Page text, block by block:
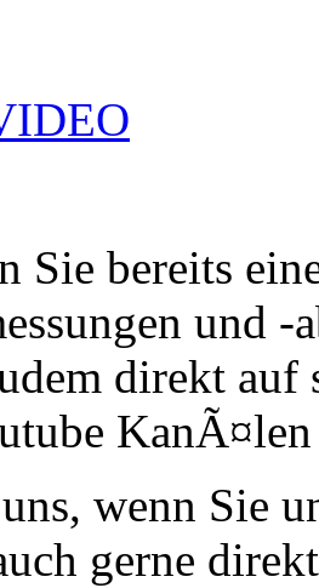
Sie bereits
und -
direkt auf
wenn Sie
gerne